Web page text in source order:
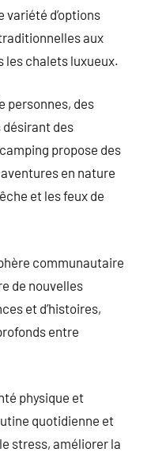
d’options
aux
les chalets luxueux.
personnes, des
désirant des
propose des
en nature
et les feux de
communautaire
de nouvelles
et d’histoires,
entre
physique et
quotidienne et
stress, améliorer la